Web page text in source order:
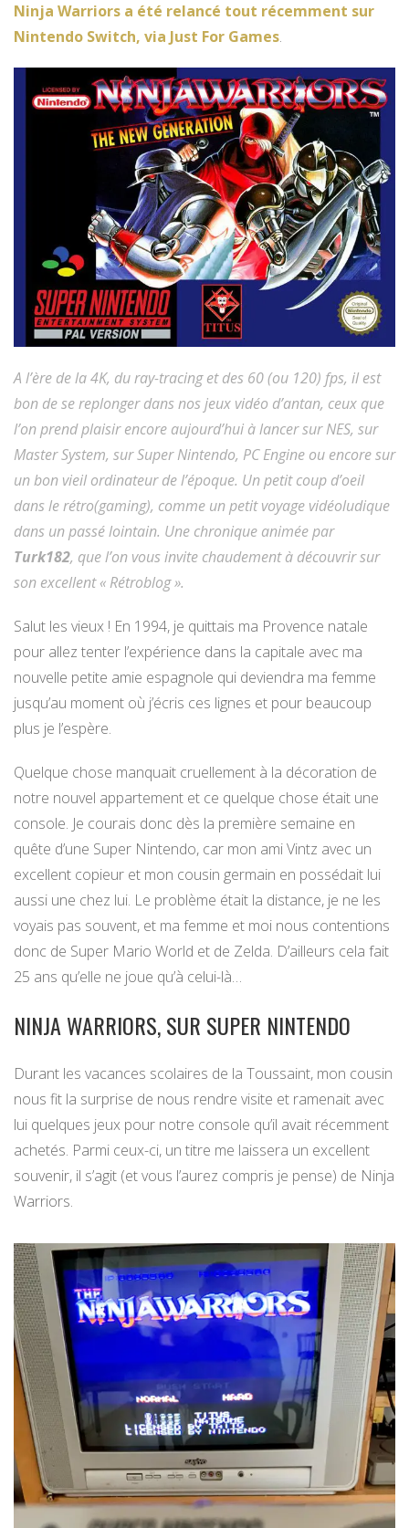
Ninja Warriors a été relancé tout récemment sur
Nintendo Switch, via Just For Games.
A l’ère de la 4K, du ray-tracing et des 60 (ou 120) fps, il est
bon de se replonger dans nos jeux vidéo d’antan, ceux que
l’on prend plaisir encore aujourd’hui à lancer sur NES, sur
Master System, sur Super Nintendo, PC Engine ou encore sur
un bon vieil ordinateur de l’époque. Un petit coup d’oeil
dans le rétro(gaming), comme un petit voyage vidéoludique
dans un passé lointain. Une chronique animée par
Turk182, que l’on vous invite chaudement à découvrir sur
son excellent « Rétroblog ».
Salut les vieux ! En 1994, je quittais ma Provence natale
pour allez tenter l’expérience dans la capitale avec ma
nouvelle petite amie espagnole qui deviendra ma femme
jusqu’au moment où j’écris ces lignes et pour beaucoup
plus je l’espère.
Quelque chose manquait cruellement à la décoration de
notre nouvel appartement et ce quelque chose était une
console. Je courais donc dès la première semaine en
quête d’une Super Nintendo, car mon ami Vintz avec un
excellent copieur et mon cousin germain en possédait lui
aussi une chez lui. Le problème était la distance, je ne les
voyais pas souvent, et ma femme et moi nous contentions
donc de Super Mario World et de Zelda. D’ailleurs cela fait
25 ans qu’elle ne joue qu’à celui-là…
NINJA WARRIORS, SUR SUPER NINTENDO
Durant les vacances scolaires de la Toussaint, mon cousin
nous fit la surprise de nous rendre visite et ramenait avec
lui quelques jeux pour notre console qu’il avait récemment
achetés. Parmi ceux-ci, un titre me laissera un excellent
souvenir, il s’agit (et vous l’aurez compris je pense) de Ninja
Warriors.